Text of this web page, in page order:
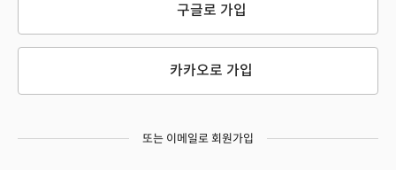
구글로 가입
카카오로 가입
또는 이메일로 회원가입